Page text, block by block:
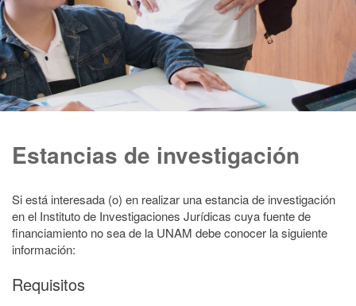
Estancias de investigación
Si está interesada (o) en realizar una estancia de investigación
en el Instituto de Investigaciones Jurídicas cuya fuente de
financiamiento no sea de la UNAM debe conocer la siguiente
información:
Requisitos